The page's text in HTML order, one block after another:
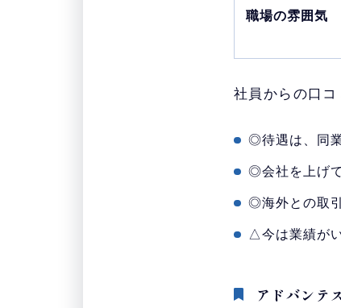
職場の雰囲気
社員からの口コ
◎待遇は、同
◎会社を上げ
◎海外との取
△今は業績が
アドバンテ